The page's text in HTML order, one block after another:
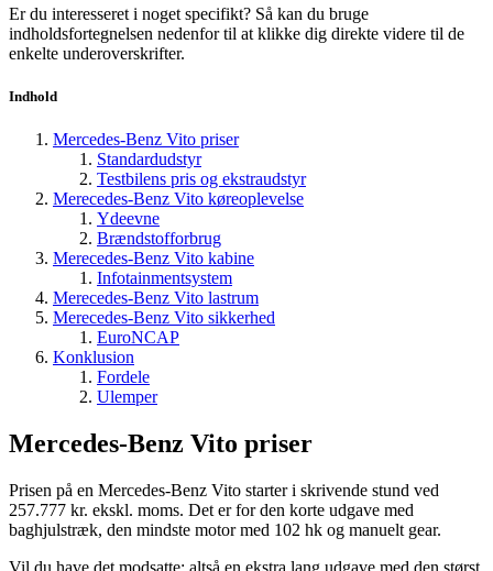
Er du interesseret i noget specifikt? Så kan du bruge
indholdsfortegnelsen nedenfor til at klikke dig direkte videre til de
enkelte underoverskrifter.
Indhold
Mercedes-Benz Vito priser
Standardudstyr
Testbilens pris og ekstraudstyr
Merecedes-Benz Vito køreoplevelse
Ydeevne
Brændstofforbrug
Merecedes-Benz Vito kabine
Infotainmentsystem
Merecedes-Benz Vito lastrum
Merecedes-Benz Vito sikkerhed
EuroNCAP
Konklusion
Fordele
Ulemper
Mercedes-Benz Vito priser
Prisen på en Mercedes-Benz Vito starter i skrivende stund ved
257.777 kr. ekskl. moms. Det er for den korte udgave med
baghjulstræk, den mindste motor med 102 hk og manuelt gear.